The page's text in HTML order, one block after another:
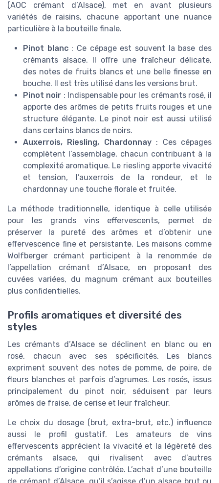
(AOC crémant d’Alsace), met en avant plusieurs
variétés de raisins, chacune apportant une nuance
particulière à la bouteille finale.
Pinot blanc: Ce cépage est souvent la base des
crémants alsace. Il offre une fraîcheur délicate,
des notes de fruits blancs et une belle finesse en
bouche. Il est très utilisé dans les versions brut.
Pinot noir : Indispensable pour les crémants rosé, il
apporte des arômes de petits fruits rouges et une
structure élégante. Le pinot noir est aussi utilisé
dans certains blancs de noirs.
Auxerrois, Riesling, Chardonnay: Ces cépages
complètent l’assemblage, chacun contribuant à la
complexité aromatique. Le riesling apporte vivacité
et tension, l’auxerrois de la rondeur, et le
chardonnay une touche florale et fruitée.
La méthode traditionnelle, identique à celle utilisée
pour les grands vins effervescents, permet de
préserver la pureté des arômes et d’obtenir une
effervescence fine et persistante. Les maisons comme
Wolfberger crémant participent à la renommée de
l’appellation crémant d’Alsace, en proposant des
cuvées variées, du magnum crémant aux bouteilles
plus confidentielles.
Profils aromatiques et diversité des
styles
Les crémants d’Alsace se déclinent en blanc ou en
rosé, chacun avec ses spécificités. Les blancs
expriment souvent des notes de pomme, de poire, de
fleurs blanches et parfois d’agrumes. Les rosés, issus
principalement du pinot noir, séduisent par leurs
arômes de fraise, de cerise et leur fraîcheur.
Le choix du dosage (brut, extra-brut, etc.) influence
aussi le profil gustatif. Les amateurs de vins
effervescents apprécient la vivacité et la légèreté des
crémants alsace, qui rivalisent avec d’autres
appellations d’origine contrôlée. L’achat d’une bouteille
de crémant d’Alsace, qu’il s’agisse d’un alsace brut ou